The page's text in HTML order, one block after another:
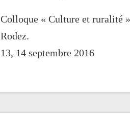
Colloque « Culture et ruralité »
Rodez.
13, 14 septembre 2016